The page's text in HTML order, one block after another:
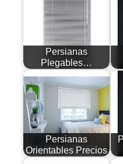
Persianas
Plegables…
Persianas
Orientables Precios